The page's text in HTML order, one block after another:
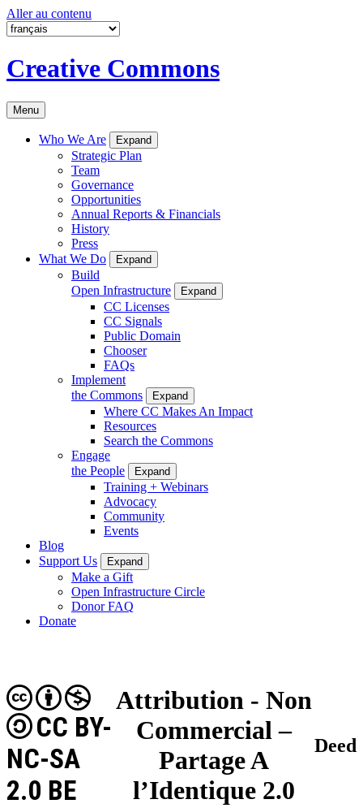
Aller au contenu
Creative Commons
Menu
Who We Are Expand
Strategic Plan
Team
Governance
Opportunities
Annual Reports & Financials
History
Press
What We Do
Expand
Build
Open Infrastructure
Expand
CC Licenses
CC Signals
Public Domain
Chooser
FAQs
Implement
the Commons
Expand
Where CC Makes An Impact
Resources
Search the Commons
Engage
the People
Expand
Training + Webinars
Advocacy
Community
Events
Blog
Support Us
Expand
Make a Gift
Open Infrastructure Circle
Donor FAQ
Donate
Attribution - Non
Commercial –
Partage A
l’Identique 2.0
CC BY-
NC-SA
2.0 BE
Deed